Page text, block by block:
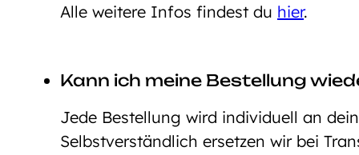
Alle weitere Infos findest du hier.
Kann ich meine Bestellung
Jede Bestellung wird individuell an
Selbstverständlich ersetzen wir bei